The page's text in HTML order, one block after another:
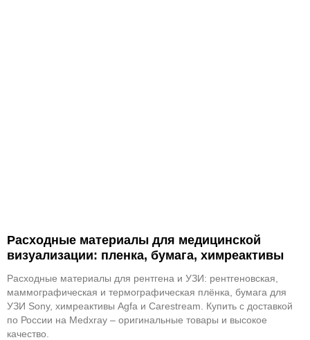
Расходные материалы для медицинской
визуализации: пленка, бумага, химреактивы
Расходные материалы для рентгена и УЗИ: рентгеновская,
маммографическая и термографическая плёнка, бумага для
УЗИ Sony, химреактивы Agfa и Carestream. Купить с доставкой
по России на Medxray – оригинальные товары и высокое
качество.